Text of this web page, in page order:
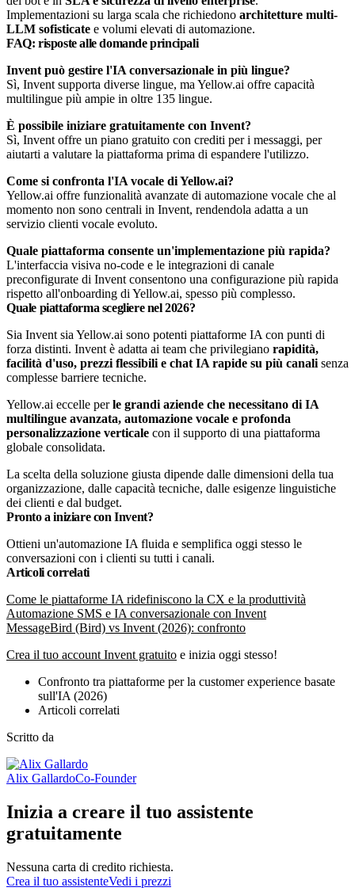
Implementazioni su larga scala che richiedono architetture multi-
LLM sofisticate e volumi elevati di automazione.
FAQ: risposte alle domande principali
Invent può gestire l'IA conversazionale in più lingue?
Sì, Invent supporta diverse lingue, ma Yellow.ai offre capacità
multilingue più ampie in oltre 135 lingue.
È possibile iniziare gratuitamente con Invent?
Sì, Invent offre un piano gratuito con crediti per i messaggi, per
aiutarti a valutare la piattaforma prima di espandere l'utilizzo.
Come si confronta l'IA vocale di Yellow.ai?
Yellow.ai offre funzionalità avanzate di automazione vocale che al
momento non sono centrali in Invent, rendendola adatta a un
servizio clienti vocale evoluto.
Quale piattaforma consente un'implementazione più rapida?
L'interfaccia visiva no-code e le integrazioni di canale
preconfigurate di Invent consentono una configurazione più rapida
rispetto all'onboarding di Yellow.ai, spesso più complesso.
Quale piattaforma scegliere nel 2026?
Sia Invent sia Yellow.ai sono potenti piattaforme IA con punti di
forza distinti. Invent è adatta ai team che privilegiano rapidità,
facilità d'uso, prezzi flessibili e chat IA rapide su più canali senza
complesse barriere tecniche.
Yellow.ai eccelle perle grandi aziende che necessitano di IA
multilingue avanzata, automazione vocale e profonda
personalizzazione verticale con il supporto di una piattaforma
globale consolidata.
La scelta della soluzione giusta dipende dalle dimensioni della tua
organizzazione, dalle capacità tecniche, dalle esigenze linguistiche
dei clienti e dal budget.
Pronto a iniziare con Invent?
Ottieni un'automazione IA fluida e semplifica oggi stesso le
conversazioni con i clienti su tutti i canali.
Articoli correlati
Come le piattaforme IA ridefiniscono la CX e la produttività
Automazione SMS e IA conversazionale con Invent
MessageBird (Bird) vs Invent (2026): confronto
Crea il tuo account Invent gratuito e inizia oggi stesso!
Confronto tra piattaforme per la customer experience basate
sull'IA (2026)
Articoli correlati
Scritto da
Alix GallardoCo-Founder
Inizia a creare il tuo assistente
gratuitamente
Nessuna carta di credito richiesta.
Crea il tuo assistenteVedi i prezzi